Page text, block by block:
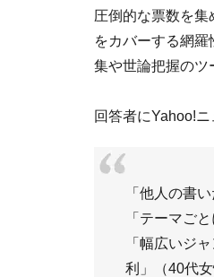
圧倒的な票数を
をカバーする網
集や世論把握のツ
回答者にYahoo!
「他人の書
「テーマご
「幅広いジ
利」（40代女